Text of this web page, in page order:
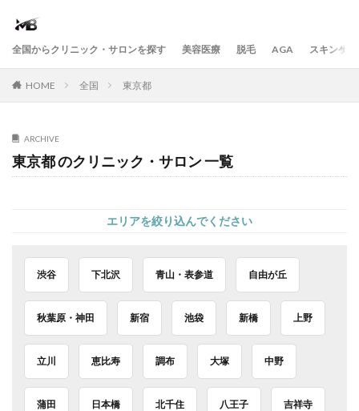
全国からクリニック・サロンを探す 美容医療 脱毛 AGA スキンケア
HOME 全国 東京都
ARCHIVE
東京都 のクリニック・サロン 一覧
エリアを絞り込んでください
渋谷 下北沢 青山・表参道 自由が丘
秋葉原・神田 新宿 池袋 新橋 上野
立川 恵比寿 調布 大塚 中野
蒲田 日本橋 北千住 八王子 吉祥寺